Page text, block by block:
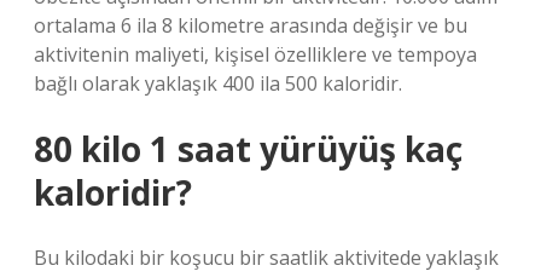
ortalama 6 ila 8 kilometre arasında değişir ve bu
aktivitenin maliyeti, kişisel özelliklere ve tempoya
bağlı olarak yaklaşık 400 ila 500 kaloridir.
80 kilo 1 saat yürüyüş kaç
kaloridir?
Bu kilodaki bir koşucu bir saatlik aktivitede yaklaşık